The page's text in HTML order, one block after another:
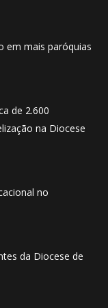
em mais paróquias
de 2.600
na Diocese
no
da Diocese de